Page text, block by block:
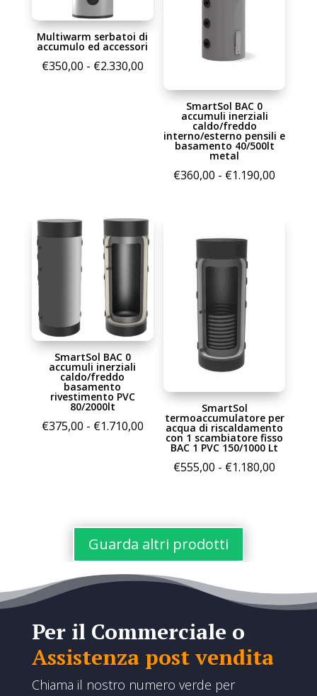
Multiwarm serbatoi di
accumulo ed accessori
€350,00 - €2.330,00Fascia
prezzo:
€350,00
€2.330,00
SmartSol BAC 0
accumuli inerziali
caldo/freddo
interno/esterno pensili e
basamento 40/500lt
metal
€360,00 - €1.190,00
SmartSol BAC 0
accumuli inerziali
caldo/freddo
basamento
rivestimento PVC
80/2000lt
€375,00 - €1.710,00Fascia
prezzo:
€1.710,00
SmartSol
termoaccumulatore per
acqua di riscaldamento
con 1 scambiatore fisso
BAC 1 PVC 150/1000 Lt
€555,00 - €1.180,00
Guarda altri prodotti
Per il Commerciale o
Assistenza post vendita
Chiama il nostro numero verde per